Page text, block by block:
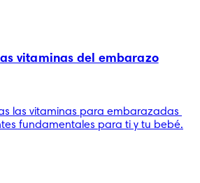
vitaminas del embarazo
las vitaminas para embarazadas
fundamentales para ti y tu bebé.